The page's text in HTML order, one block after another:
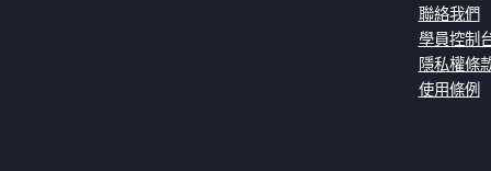
聯絡我們
學員控制
隱私權條
使用條例